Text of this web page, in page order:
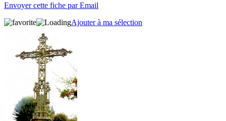
Envoyer cette fiche par Email
Ajouter à ma sélection